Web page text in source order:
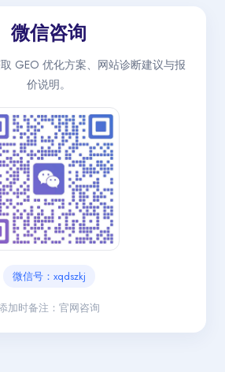
微信咨询
GEO 优化方案、网站诊断建议与报
价说明。
微信号：xqdszkj
加时备注：官网咨询